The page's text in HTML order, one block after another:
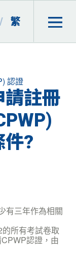
/ 繁
認證
請註冊
件?
有三年作為相關
所有考試卷取
認證，由